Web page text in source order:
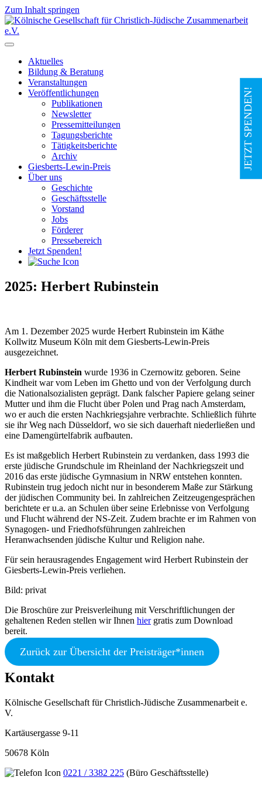
Zum Inhalt springen
Hauptnavigation
Aktuelles
Bildung & Beratung
Veranstaltungen
Veröffentlichungen
Publikationen
Newsletter
Pressemitteilungen
Tagungsberichte
Tätigkeitsberichte
Archiv
Giesberts-Lewin-Preis
Über uns
Geschichte
Geschäftsstelle
Vorstand
Jobs
Förderer
Pressebereich
Jetzt Spenden!
2025: Herbert Rubinstein
Am 1. Dezember 2025 wurde Herbert Rubinstein im Käthe
Kollwitz Museum Köln mit dem Giesberts-Lewin-Preis
ausgezeichnet.
Herbert Rubinstein wurde 1936 in Czernowitz geboren. Seine
Kindheit war vom Leben im Ghetto und von der Verfolgung durch
die Nationalsozialisten geprägt. Dank falscher Papiere gelang seiner
Mutter und ihm die Flucht über Polen und Prag nach Amsterdam,
wo er auch die ersten Nachkriegsjahre verbrachte. Schließlich führte
sie ihr Weg nach Düsseldorf, wo sie sich dauerhaft niederließen und
eine Damengürtelfabrik aufbauten.
Es ist maßgeblich Herbert Rubinstein zu verdanken, dass 1993 die
erste jüdische Grundschule im Rheinland der Nachkriegszeit und
2016 das erste jüdische Gymnasium in NRW entstehen konnten.
Rubinstein trug jedoch nicht nur in besonderem Maße zur Stärkung
der jüdischen Community bei. In zahlreichen Zeitzeugengesprächen
berichtete er u.a. an Schulen über seine Erlebnisse von Verfolgung
und Flucht während der NS-Zeit. Zudem brachte er im Rahmen von
Synagogen- und Friedhofsführungen zahlreichen
Heranwachsenden jüdische Kultur und Religion nahe.
Für sein herausragendes Engagement wird Herbert Rubinstein der
Giesberts-Lewin-Preis verliehen.
Bild: privat
Die Broschüre zur Preisverleihung mit Verschriftlichungen der
gehaltenen Reden stellen wir Ihnen hiergratis zum Download
bereit.
Zurück zur Übersicht der Preisträger*innen
Kontakt
Kölnische Gesellschaft für Christlich-Jüdische Zusammenarbeit e.
V.
Kartäusergasse 9-11
50678 Köln
0221 / 3382 225 (Büro Geschäftsstelle)
JETZT SPENDEN!